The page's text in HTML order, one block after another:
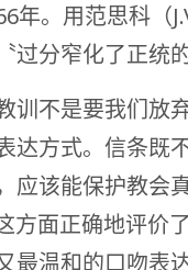
年。用范思科（
过分窄化了正统的
训不是要我们放
达方式。信条既
应该能保护教会
方面正确地评价
最温和的口吻表